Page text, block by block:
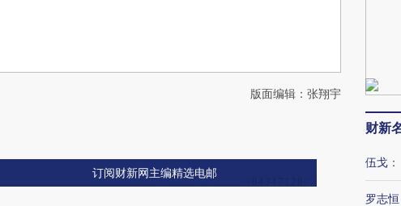
版面编辑：张翔宇
订阅财新网主编精选电邮
财新
伍戈 ：
罗志恒